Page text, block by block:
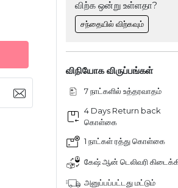
விற்க ஒன்று உள்ளதா?
சந்தையில் விற்கவும்
விநியோக விருப்பங்கள்
7 நாட்களில் உத்தரவாதம்
4 Days Return back
கொள்கை
1 நாட்கள் ரத்து கொள்கை
கேஷ் ஆன் டெலிவரி
அனுப்பப்பட்டது மட்டும்